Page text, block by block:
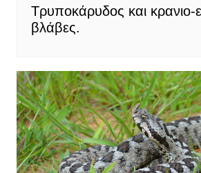
Τρυποκάρυδος και κρανιο-
βλάβες.